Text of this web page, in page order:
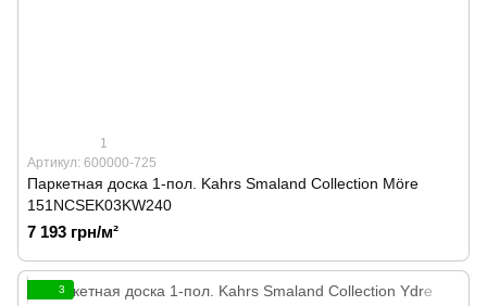
1
Артикул: 600000-725
Паркетная доска 1-пол. Kahrs Smaland Collection Möre
151NCSEK03KW240
7 193 грн/м²
3